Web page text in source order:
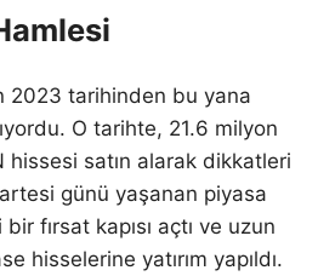
2023 tarihinden bu yana
O tarihte, 21.6 milyon
hissesi satın alarak dikkatleri
günü yaşanan piyasa
fırsat kapısı açtı ve uzun
hisselerine yatırım yapıldı.